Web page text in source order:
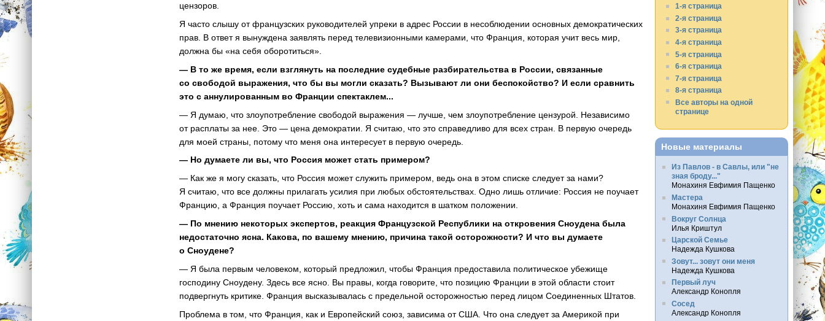
цензоров.
Я часто слышу от французских руководителей упреки в адрес России в несоблюдении основных демократических
прав. В ответ я вынуждена заявлять перед телевизионными камерами, что Франция, которая учит весь мир,
должна бы «на себя оборотиться».
— В то же время, если взглянуть на последние судебные разбирательства в России, связанные
со свободой выражения, что бы вы могли сказать? Вызывают ли они беспокойство? И если сравнить
это с аннулированным во Франции спектаклем...
— Я думаю, что злоупотребление свободой выражения — лучше, чем злоупотребление цензурой. Независимо
от расплаты за нее. Это — цена демократии. Я считаю, что это справедливо для всех стран. В первую очередь
для моей страны, потому что меня она интересует в первую очередь.
— Но думаете ли вы, что Россия может стать примером?
— Как же я могу сказать, что Россия может служить примером, ведь она в этом списке следует за нами?
Я считаю, что все должны прилагать усилия при любых обстоятельствах. Одно лишь отличие: Россия не поучает
Францию, а Франция поучает Россию, хоть и сама находится в шатком положении.
— По мнению некоторых экспертов, реакция Французской Республики на откровения Сноудена была
недостаточно ясна. Какова, по вашему мнению, причина такой осторожности? И что вы думаете
о Сноудене?
— Я была первым человеком, который предложил, чтобы Франция предоставила политическое убежище
господину Сноудену. Здесь все ясно. Вы правы, когда говорите, что позицию Франции в этой области стоит
подвергнуть критике. Франция высказывалась с предельной осторожностью перед лицом Соединенных Штатов.
Проблема в том, что Франция, как и Европейский союз, зависима от США. Что она следует за Америкой при
1-я страница
2-я страница
3-я страница
4-я страница
5-я страница
6-я страница
7-я страница
8-я страница
Все авторы на одной
странице
Новые материалы
Из Павлов - в Савлы, или "не
зная броду..."
Монахиня Евфимия Пащенко
Мастера
Монахиня Евфимия Пащенко
Вокруг Солнца
Илья Криштул
Царской Семье
Надежда Кушкова
Зовут... зовут они меня
Надежда Кушкова
Первый луч
Александр Конопля
Сосед
Александр Конопля